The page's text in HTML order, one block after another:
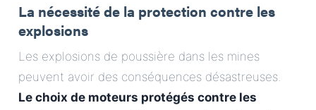
La nécessité de la protection contre les
explosions
Les explosions de poussière dans les mines
peuvent avoir des conséquences désastreuses.
Le choix de moteurs protégés contre les